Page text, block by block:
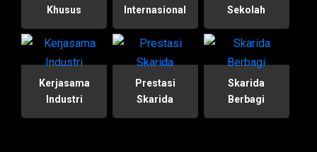
Khusus
Internasional
Sekolah
Kerjasama
Industri
Prestasi
Skarida
Skarida
Berbagi